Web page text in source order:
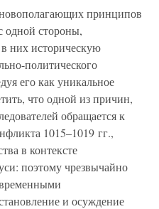
принципов
одной стороны,
них историческую
политического
его как уникальное
что одной из причин,
обращается к
1015–1019 гг.,
в контексте
поэтому чрезвычайно
и осуждение